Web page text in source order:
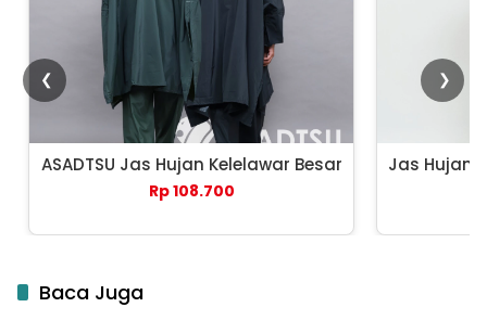
❮
ASADTSU Jas Hujan Kelelawar Besar
Rp 108.700
Jas Hujan
❯
Baca Juga